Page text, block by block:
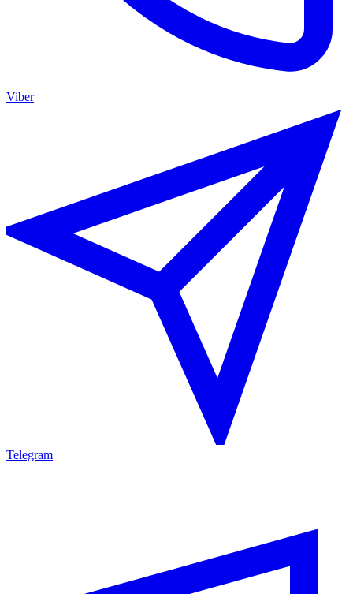
Viber
Telegram